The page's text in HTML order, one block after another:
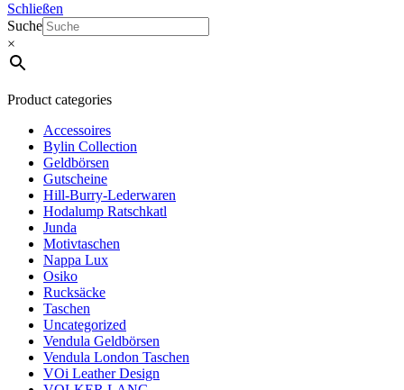
Schließen
Suche
×
Product categories
Accessoires
Bylin Collection
Geldbörsen
Gutscheine
Hill-Burry-Lederwaren
Hodalump Ratschkatl
Junda
Motivtaschen
Nappa Lux
Osiko
Rucksäcke
Taschen
Uncategorized
Vendula Geldbörsen
Vendula London Taschen
VOi Leather Design